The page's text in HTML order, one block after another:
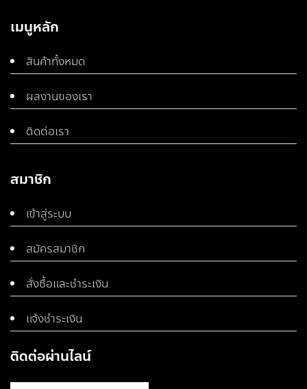
เมนูหลัก
สินค้าทั้งหมด
ผลงานของเรา
ติดต่อเรา
สมาชิก
เข้าสู่ระบบ
สมัครสมาชิก
สั่งซื้อและชำระเงิน
แจ้งชำระเงิน
ติดต่อผ่านไลน์